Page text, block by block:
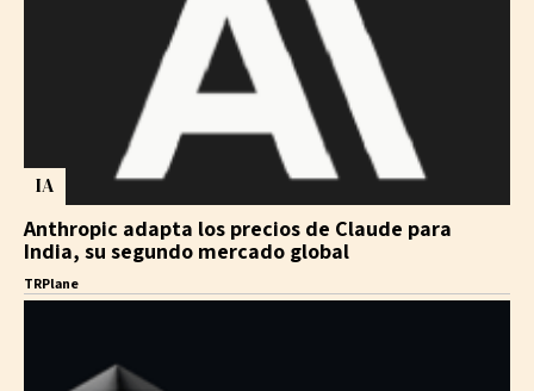
IA
Anthropic adapta los precios de Claude para
India, su segundo mercado global
TRPlane